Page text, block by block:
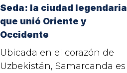
Seda: la ciudad legendaria
que unió Oriente y
Occidente
Ubicada en el corazón de
Uzbekistán, Samarcanda es